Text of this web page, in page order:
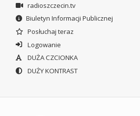
radioszczecin.tv
Biuletyn Informacji Publicznej
Posłuchaj teraz
Logowanie
DUŻA CZCIONKA
DUŻY KONTRAST